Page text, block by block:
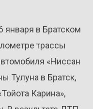
в Братском
трассы
«Ниссан
Тулуна в Братск,
Карина»,